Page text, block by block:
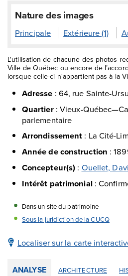
Nature des images
Principale Extérieure (1)
L'utilisation de chacune des photos
Ville de Québec ou encore de
lorsque celle-ci n'appartient pas à la
Adresse : 64, rue Sainte-
Quartier: Vieux-
parlementaire
Arrondissement : La Cité-
Année de construction :
Concepteur(s) : Ouellet,
Intérêt patrimonial:
Dans un site du patrimoine
Sous la juridiction de la CUCQ
Localiser sur la carte
ANALYSE ARCHITECTURE